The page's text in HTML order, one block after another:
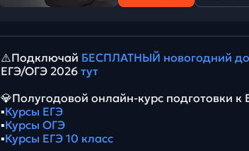
⚠️Подключай БЕСПЛАТНЫЙ новогодний
ЕГЭ/ОГЭ 2026 тут
💎Полугодовой онлайн-курс подготовки
▪️Курсы ЕГЭ
▪️Курсы ОГЭ
▪️Курсы ЕГЭ 10 класс